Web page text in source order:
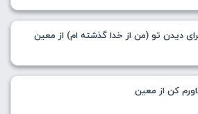
دیدن تو (من از خدا گذشته ام) از معین
کن از معین